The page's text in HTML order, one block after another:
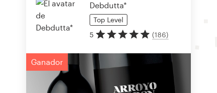
Debdutta*
Top Level
5
(186)
Ganador